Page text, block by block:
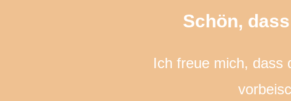
Schön,
Ich freue mich, dass